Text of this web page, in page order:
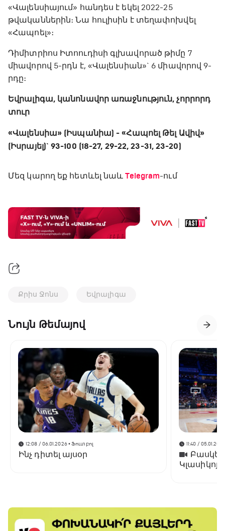
«Վալենսիայում» հանդես է եկել 2022-25
թվականներին։ Նա հուլիսին է տեղափոխվել
«Հապոել»։
Դիմիտրիոս Իտոուդիսի գլխավորած թիմը 7
միավորով 5-րդն է, «Վալենսիան»` 6 միավորով 9-
րդը։
Եվրալիգա, կանոնավոր առաջնություն, չորրորդ
տուր
«Վալենսիա» (Իսպանիա) - «Հապոել Թել Ավիվ»
(Իսրայել)` 93-100 (18-27, 29-22, 23-31, 23-20)
Մեզ կարող եք հետևել նաև Telegram-ում
Քրիս Ջոնս Եվրալիգա
Նույն Թեմայով
12:08 / 06.01.2026• Ֆուտբոլ
Ինչ դիտել այսօր
11:40 /